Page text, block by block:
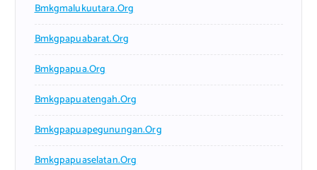
Bmkgmalukuutara.org
Bmkgpapuabarat.org
Bmkgpapua.org
Bmkgpapuatengah.org
Bmkgpapuapegunungan.org
Bmkgpapuaselatan.org